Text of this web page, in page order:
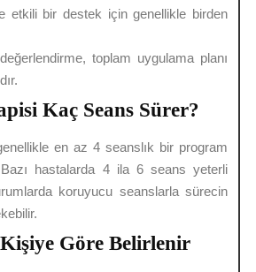
etkili bir destek için genellikle birden
toplam uygulama planı
Kaç Seans Sürer?
en az 4 seanslık bir program
Bazı hastalarda 4 ila 6 seans yeterli
koruyucu seanslarla sürecin
Kişiye Göre Belirlenir